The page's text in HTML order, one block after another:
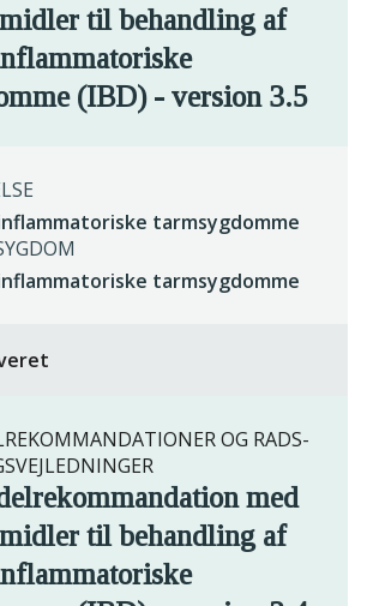
til behandling af
(IBD) - version 3.5
tarmsygdomme
tarmsygdomme
OG RADS-
med
til behandling af